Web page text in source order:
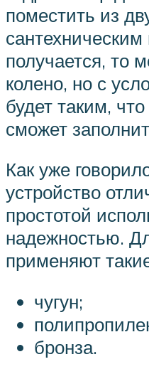
поместить из
получается, то
колено, но с
будет таким,
сможет
Как уже
устройство
простотой
надежностью.
применяют
чугун;
бронза.